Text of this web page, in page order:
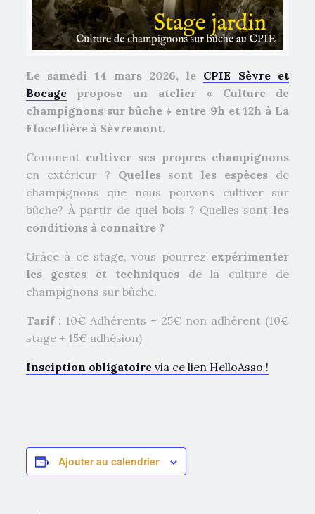
Le samedi 14 mars 2026, le CPIE Sèvre et
Bocagepropose un atelier « Culture de
champignons sur bûche » entre 9h et 12h à La
Flocellière à Sèvremont.
Comment cultiver ses propres champignons
en extérieur ? Quelles sont les espèces de
champignons que nous pouvons cultiver sur
bûche? À partir de quel bois ? Quelles sont les
conditions à connaître ?
Grâce à ce stage, vous pourrez expérimenter
les gestes et techniques de la culture de
champignons sur bûche.
Tarif : 10€ Adhérents – 25€ non adhérent (10€
stage + 15€ adhésion)
Insciption obligatoirevia ce lien HelloAsso !
Ajouter au calendrier